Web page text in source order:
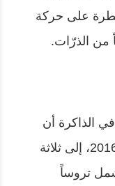
على حركة
من الذرّات.
الذاكرة أن
جائزة نوبل للكيمياء ذهبت في العام 2016، إلى ثلاثة
تروساً